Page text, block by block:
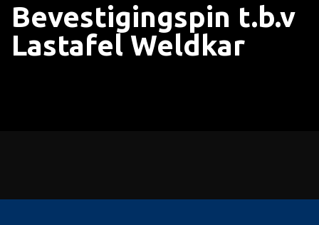
Bevestigingspin t.b.v
Lastafel Weldkar